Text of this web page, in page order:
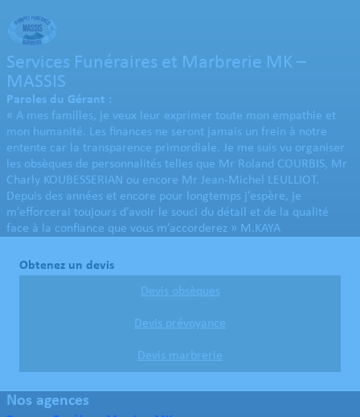
Services Funéraires et Marbrerie MK –
MASSIS
Paroles du Gérant :
« A mes familles, je veux leur exprimer toute mon empathie et
mon humanité. Les finances ne seront jamais un frein à notre
entente car la transparence primordiale. Je me suis vu organiser
les obsèques de personnalités telles que Mr Roland COURBIS, Mr
Charly KOUBESSERIAN ou encore Mr Jean-Michel LEULLIOT.
Depuis des années et encore pour longtemps j’espère, je
m’efforcerai toujours d’avoir le souci du détail et de la qualité
face à la confiance que vous m’accorderez » M.KAYA
Obtenez un devis
Devis obsèques
Devis prévoyance
Devis marbrerie
Nos agences